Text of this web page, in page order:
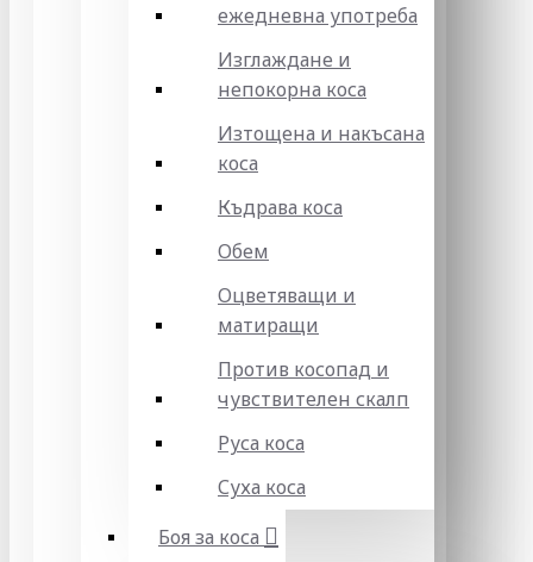
ежедневна употреба
Изглаждане и
непокорна коса
Изтощена и накъсана
коса
Къдрава коса
Обем
Оцветяващи и
матиращи
Против косопад и
чувствителен скалп
Руса коса
Суха коса
Боя за коса